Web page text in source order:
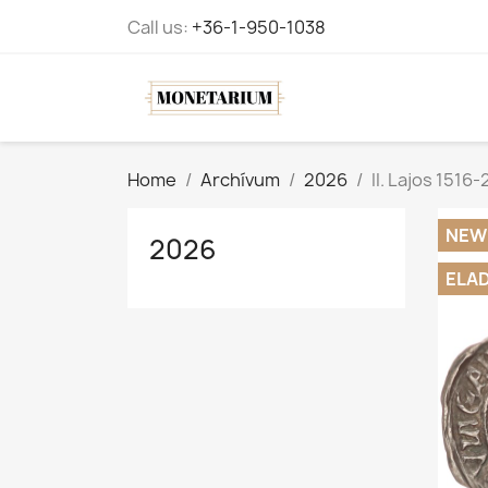
Call us: +36-1-950-1038
Home Archívum 2026 II. Lajos 1516-
2026
NEW